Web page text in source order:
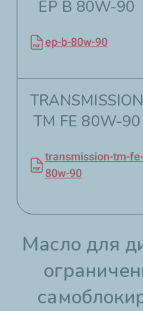
EP B 80W-90​
ep-b-80w-90
TRANSMISSION
TM FE 80W-90​
transmission-tm-fe-
80w-90
Масло для